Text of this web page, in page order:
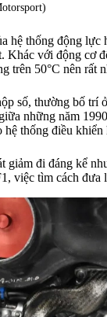
hệ thống động
Khác với động cơ
trên 50°C nên
số, thường bố
những năm
thống điều
đi đáng kể
việc tìm cách